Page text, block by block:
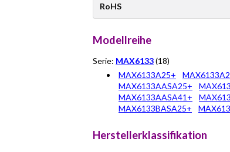
RoHS
Modellreihe
Serie: MAX6133(18)
MAX6133A25+
MAX6133AASA25+
MAX6133AASA41+
MAX6133BASA25+
Herstellerklassifikation